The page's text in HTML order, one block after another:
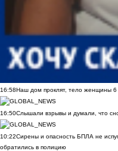
16:58Наш дом проклят, тело женщины 6
16:50Слышали взрывы и думали, что
10:22Сирены и опасность БПЛА не
обратились в полицию